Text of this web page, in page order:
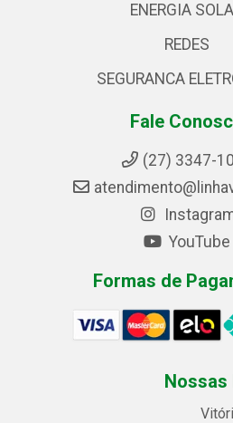
ENERGIA
REDES
SEGURANCA
Fale
(27) 3347-
YouTube
Formas de
Nossas